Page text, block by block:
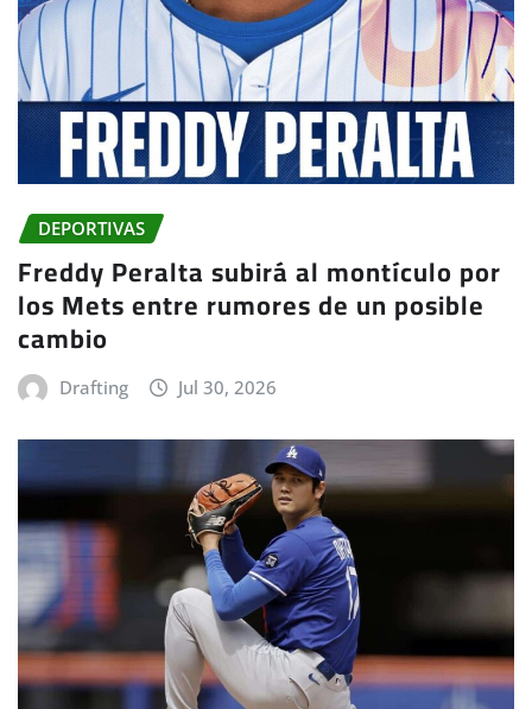
DEPORTIVAS
Freddy Peralta subirá al montículo por
los Mets entre rumores de un posible
cambio
Drafting Jul 30, 2026